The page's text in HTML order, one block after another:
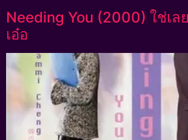
Needing You (2000) ใช่เล
เอ๋อ